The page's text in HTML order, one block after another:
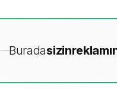
Buradasizin